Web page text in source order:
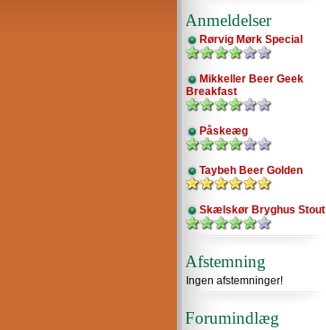
Anmeldelser
Rørvig Mørk Special
Mikkeller Beer Geek
Breakfast
Påskeæg
Taybeh Beer Golden
Skælskør Bryghus Stout
Afstemning
Ingen afstemninger!
Forumindlæg